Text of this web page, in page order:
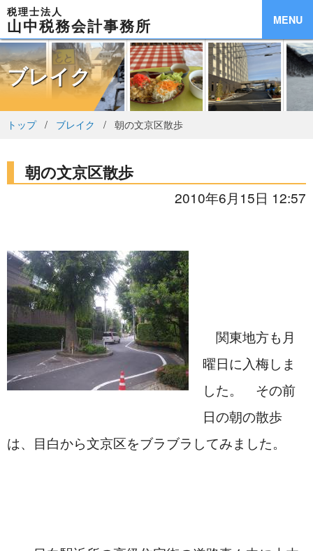
MENU
税理士法人
山中税務会計事務所
ブレイク
トップ ブレイク 朝の文京区散歩
朝の文京区散歩
2010年6月15日 12:57
関東地方も月
曜日に入梅しま
した。　その前
日の朝の散歩
は、目白から文京区をブラブラしてみました。